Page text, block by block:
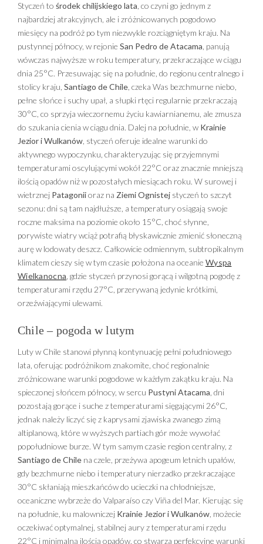
Styczeń to środek chilijskiego lata , co czyni go jednym z
najbardziej atrakcyjnych, ale i zróżnicowanych pogodowo
miesięcy na podróż po tym niezwykle rozciągniętym kraju. Na
pustynnej północy, w rejonie San Pedro de Atacama , panują
wówczas najwyższe w roku temperatury, przekraczające w ciągu
dnia 25°C. Przesuwając się na południe, do regionu centralnego i
stolicy kraju, Santiago de Chile , czeka Was bezchmurne niebo,
pełne słońce i suchy upał, a słupki rtęci regularnie przekraczają
30°C, co sprzyja wieczornemu życiu kawiarnianemu, ale zmusza
do szukania cienia w ciągu dnia. Dalej na południe, w Krainie
Jezior i Wulkanów , styczeń oferuje idealne warunki do
aktywnego wypoczynku, charakteryzując się przyjemnymi
temperaturami oscylującymi wokół 22°C oraz znacznie mniejszą
ilością opadów niż w pozostałych miesiącach roku. W surowej i
wietrznej Patagoniioraz na Ziemi Ognistej styczeń to szczyt
sezonu: dni są tam najdłuższe, a temperatury osiągają swoje
roczne maksima na poziomie około 15°C, choć słynne,
porywiste wiatry wciąż potrafią błyskawicznie zmienić słoneczną
aurę w lodowaty deszcz. Całkowicie odmiennym, subtropikalnym
klimatem cieszy się w tym czasie położona na oceanie Wyspa
Wielkanocna , gdzie styczeń przynosi gorącą i wilgotną pogodę z
temperaturami rzędu 27°C, przerywaną jedynie krótkimi,
orzeźwiającymi ulewami.
Chile – pogoda w lutym
Luty w Chile stanowi płynną kontynuację pełni południowego
lata, oferując podróżnikom znakomite, choć regionalnie
zróżnicowane warunki pogodowe w każdym zakątku kraju. Na
spieczonej słońcem północy, w sercu Pustyni Atacama , dni
pozostają gorące i suche z temperaturami sięgającymi 26°C,
jednak należy liczyć się z kaprysami zjawiska zwanego zimą
altiplanową, które w wyższych partiach gór może wywołać
popołudniowe burze. W tym samym czasie region centralny, z
Santiago de Chile na czele, przeżywa apogeum letnich upałów,
gdy bezchmurne niebo i temperatury nierzadko przekraczające
30°C skłaniają mieszkańców do ucieczki na chłodniejsze,
oceaniczne wybrzeże do Valparaíso czy Viña del Mar. Kierując się
na południe, ku malowniczej Krainie Jezior i Wulkanów , możecie
oczekiwać optymalnej, stabilnej aury z temperaturami rzędu
22°C i minimalną ilością opadów, co stwarza perfekcyjne warunki